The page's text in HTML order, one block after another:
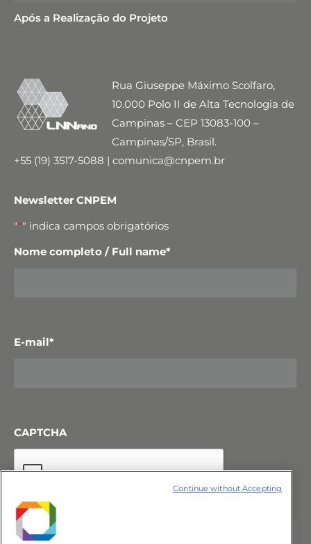
Após a Realização do Projeto
Rua Giuseppe Máximo Scolfaro,
10.000 Polo II de Alta Tecnologia de
Campinas – CEP 13083-100 –
Campinas/SP, Brasil.
+55 (19) 3517-5088 | comunica@cnpem.br
Newsletter CNPEM
"*" indica campos obrigatórios
Nome completo / Full name*
E-mail*
CAPTCHA
Continue without Accepting